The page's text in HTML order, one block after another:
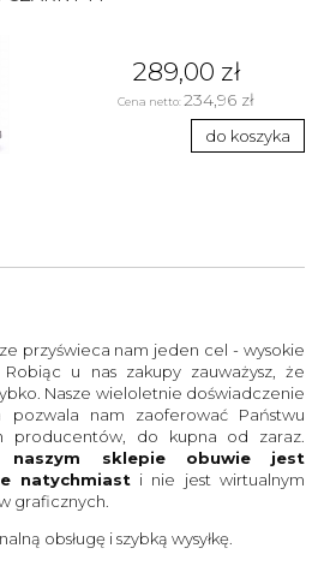
289,00 zł
Cena netto:234,96 zł
do koszyka
przyświeca nam jeden cel - wysokie
u nas zakupy zauważysz, że
Nasze wieloletnie doświadczenie
pozwala nam zaoferować Państwu
producentów, do kupna od zaraz.
naszym sklepie obuwie jest
natychmiasti nie jest wirtualnym
graficznych.
obsługę i szybką wysyłkę.